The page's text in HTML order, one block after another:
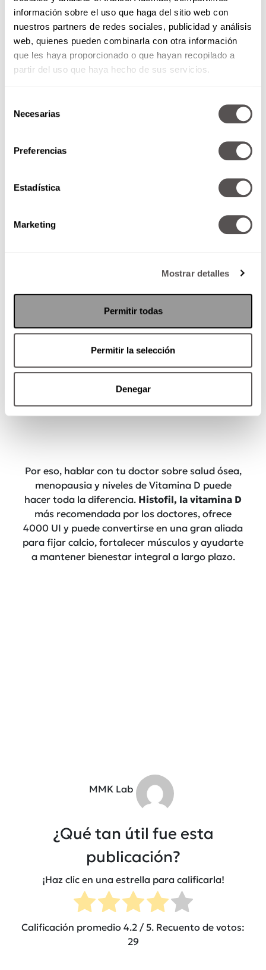
información sobre el uso que haga del sitio web con
nuestros partners de redes sociales, publicidad y análisis
web, quienes pueden combinarla con otra información
que les haya proporcionado o que hayan recopilado a
partir del uso que haya hecho de sus servicios.
Necesarias
Preferencias
Estadística
Marketing
Mostrar detalles
Permitir todas
Permitir la selección
Denegar
Gravedad a tu favor : Tus huesos necesitan
sentir impacto. Correr o cargar peso le
manda un mensaje directo a tus células
como: ¡Oigan, no nos saquen de servicio,
todavía servimos!
Calcio + Vitamina D = power couple:
cemento. Sin uno, el otro no sirve de nada.
densitometría
ósea puede darte una
radiografía real de cómo están tus huesos
antes de que haya consecuencias mayores.
Lo que te falta tener en mente
La masa ósea llega a su pico máximo a los 30
es la menopausia (o la perimenopausia), donde
2% o 3% anual.
Por eso, hablar con tu doctor sobre salud ósea,
menopausia y niveles de Vitamina D puede
hacer toda la diferencia. Histofil, la vitamina D
más recomendada por los doctores, ofrece
4000 UI y puede convertirse en una gran aliada
para fijar calcio, fortalecer músculos y ayudarte
a mantener bienestar integral a largo plazo.
MMK Lab
¿Qué tan útil fue esta
publicación?
¡Haz clic en una estrella para calificarla!
Calificación promedio 4.2 / 5. Recuento de votos:
29